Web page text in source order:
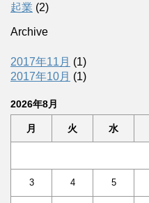
起業 (2)
Archive
2017年11月 (1)
2017年10月 (1)
2026年8月
月 火 水
3 4 5